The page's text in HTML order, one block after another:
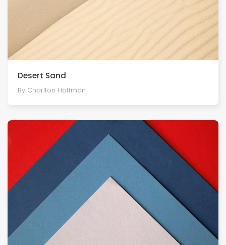
Desert Sand
By Charlton Hoffman